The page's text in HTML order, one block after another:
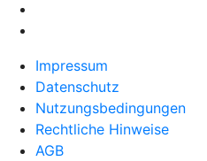
Impressum
Datenschutz
Nutzungsbedingungen
Rechtliche Hinweise
AGB